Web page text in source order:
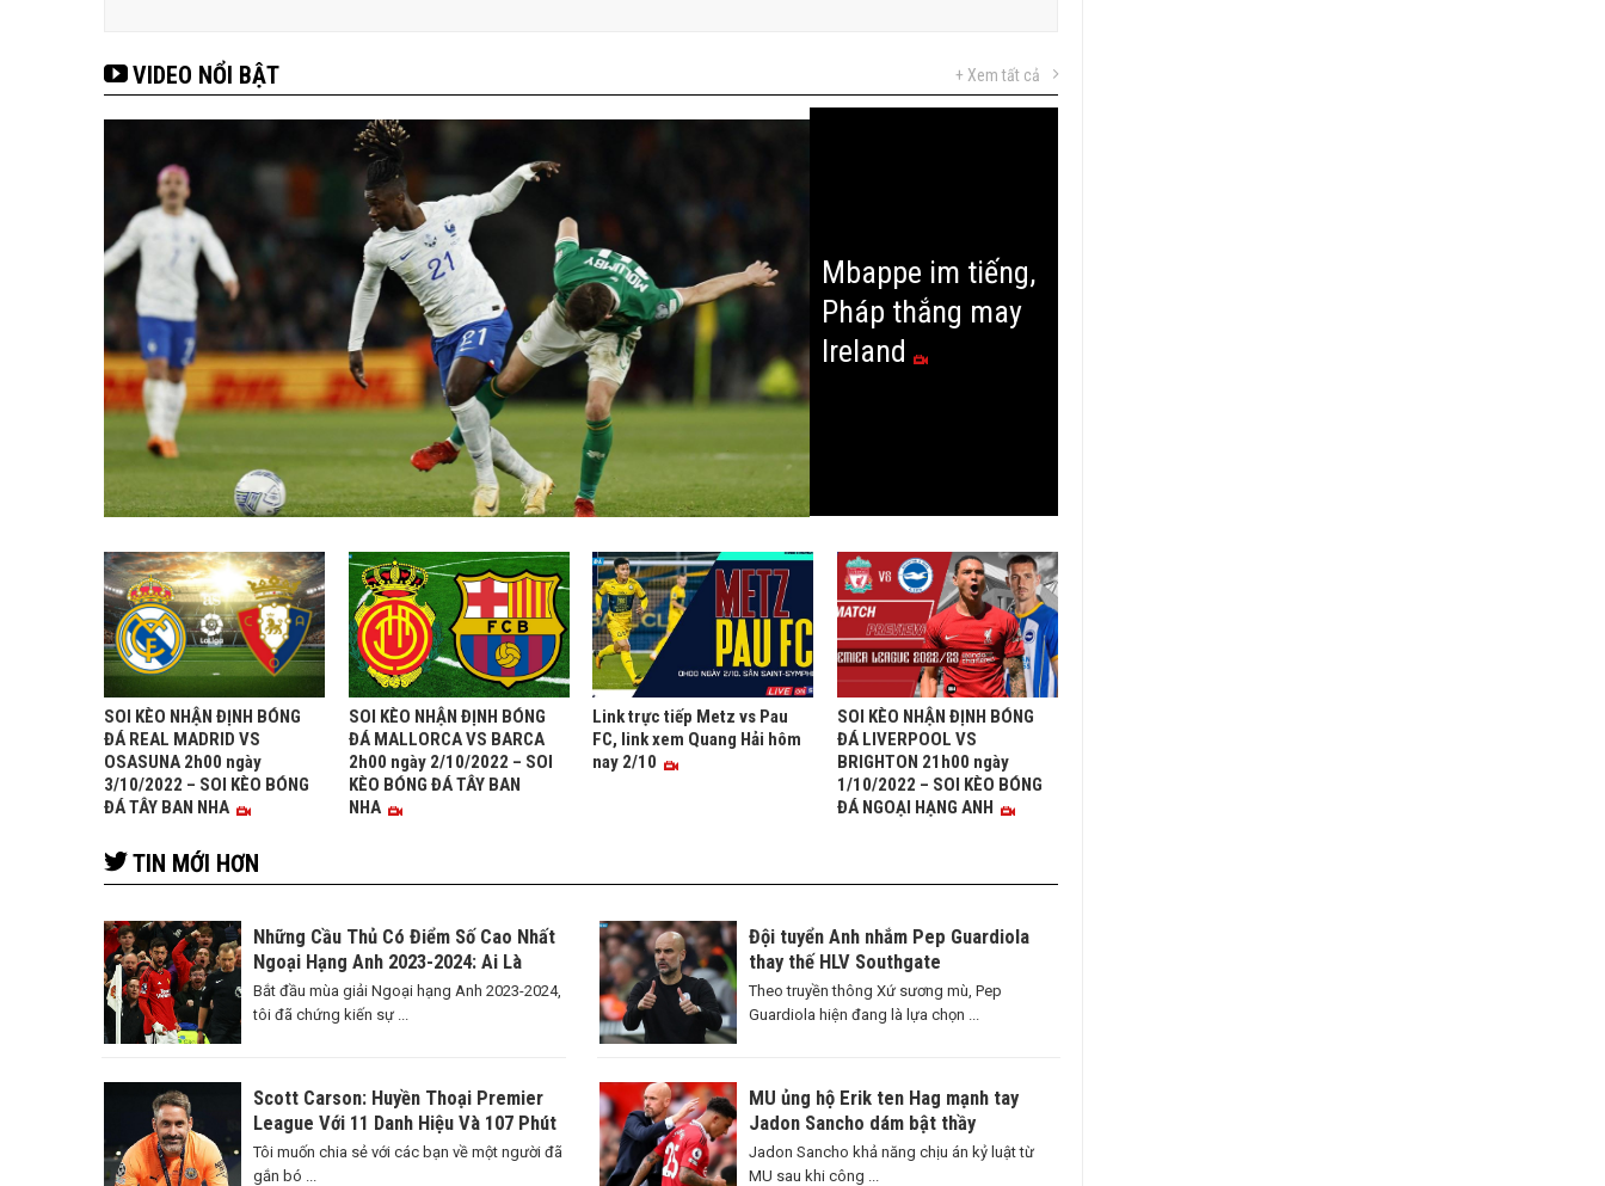
VIDEO NỔI BẬT + Xem tất cả
Mbappe im tiếng,
Pháp thắng may
Ireland
SOI KÈO NHẬN ĐỊNH BÓNG
ĐÁ REAL MADRID VS
OSASUNA 2h00 ngày
3/10/2022 – SOI KÈO BÓNG
ĐÁ TÂY BAN NHA
SOI KÈO NHẬN ĐỊNH BÓNG
ĐÁ MALLORCA VS BARCA
2h00 ngày 2/10/2022 – SOI
KÈO BÓNG ĐÁ TÂY BAN
NHA
Link trực tiếp Metz vs Pau
FC, link xem Quang Hải hôm
nay 2/10
SOI KÈO NHẬN ĐỊNH BÓNG
ĐÁ LIVERPOOL VS
BRIGHTON 21h00 ngày
1/10/2022 – SOI KÈO BÓNG
ĐÁ NGOẠI HẠNG ANH
TIN MỚI HƠN
Những Cầu Thủ Có Điểm Số Cao Nhất
Ngoại Hạng Anh 2023-2024: Ai Là
Ngôi Sao Sáng Nhất?
Bắt đầu mùa giải Ngoại hạng Anh 2023-2024,
tôi đã chứng kiến sự ...
Scott Carson: Huyền Thoại Premier
League Với 11 Danh Hiệu Và 107 Phút
Thi Đấu
Tôi muốn chia sẻ với các bạn về một người đã
gắn bó ...
Đội tuyển Anh nhắm Pep Guardiola
thay thế HLV Southgate
Theo truyền thông Xứ sương mù, Pep
Guardiola hiện đang là lựa chọn ...
MU ủng hộ Erik ten Hag mạnh tay
Jadon Sancho dám bật thầy
Jadon Sancho khả năng chịu án kỷ luật từ
MU sau khi công ...